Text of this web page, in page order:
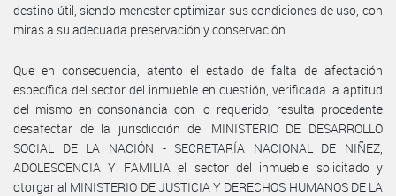
destino útil, siendo menester optimizar sus condiciones de uso, con
miras a su adecuada preservación y conservación.
Que en consecuencia, atento el estado de falta de afectación
específica del sector del inmueble en cuestión, verificada la aptitud
del mismo en consonancia con lo requerido, resulta procedente
desafectar de la jurisdicción del MINISTERIO DE DESARROLLO
SOCIAL DE LA NACIÓN - SECRETARÍA NACIONAL DE NIÑEZ,
ADOLESCENCIA Y FAMILIA el sector del inmueble solicitado y
otorgar al MINISTERIO DE JUSTICIA Y DERECHOS HUMANOS DE LA